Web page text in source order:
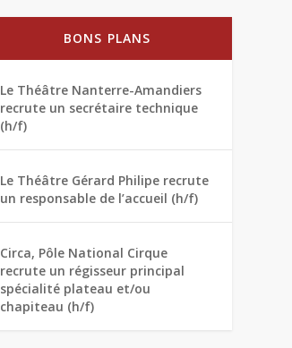
BONS PLANS
Le Théâtre Nanterre-Amandiers
recrute un secrétaire technique
(h/f)
Le Théâtre Gérard Philipe recrute
un responsable de l’accueil (h/f)
Circa, Pôle National Cirque
recrute un régisseur principal
spécialité plateau et/ou
chapiteau (h/f)